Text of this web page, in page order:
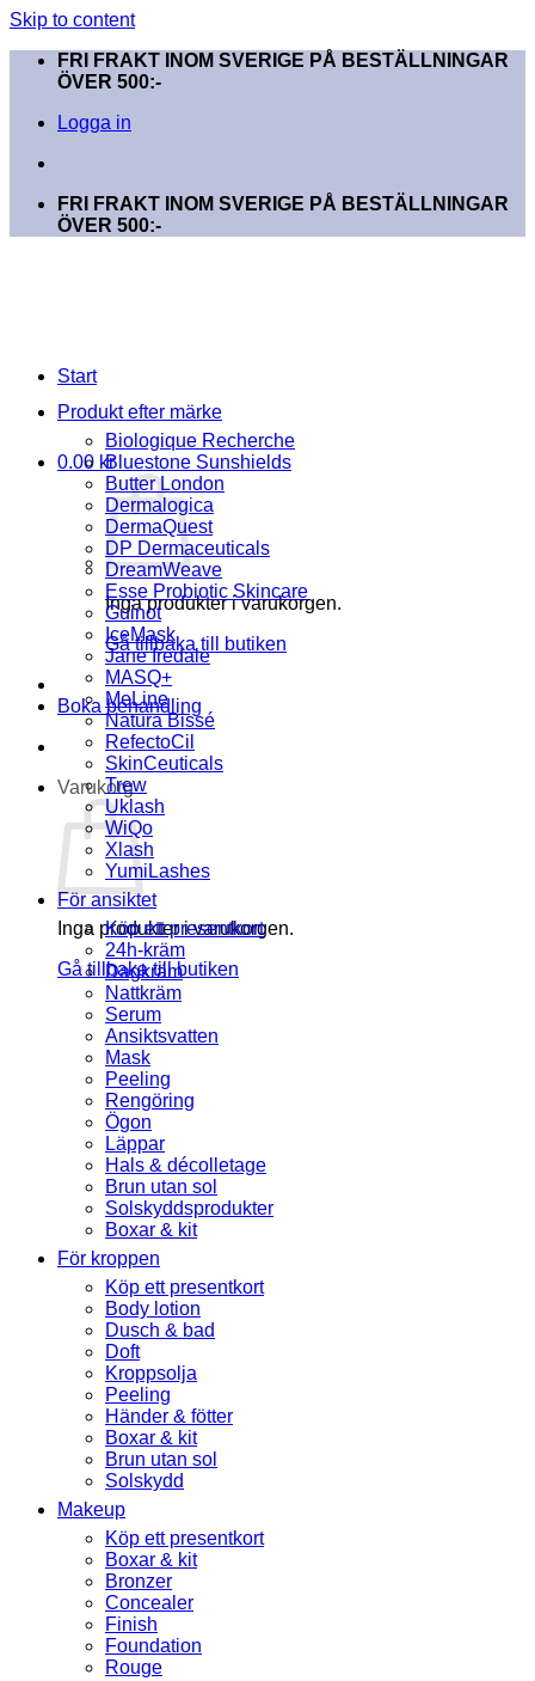
Skip to content
FRI FRAKT INOM SVERIGE PÅ BESTÄLLNINGAR
ÖVER 500:-
Logga in
FRI FRAKT INOM SVERIGE PÅ BESTÄLLNINGAR
ÖVER 500:-
0.00 kr
Inga produkter i varukorgen.
Gå tillbaka till butiken
Boka behandling
Varukorg
Inga produkter i varukorgen.
Gå tillbaka till butiken
Start
Produkt efter märke
Biologique Recherche
Bluestone Sunshields
Butter London
Dermalogica
DermaQuest
DP Dermaceuticals
DreamWeave
Esse Probiotic Skincare
Guinot
IceMask
Jane Iredale
MASQ+
MeLine
Natura Bissé
RefectoCil
SkinCeuticals
Trew
Uklash
WiQo
Xlash
YumiLashes
För ansiktet
Köp ett presentkort
24h-kräm
Dagkräm
Nattkräm
Serum
Ansiktsvatten
Mask
Peeling
Rengöring
Ögon
Läppar
Hals & décolletage
Brun utan sol
Solskyddsprodukter
Boxar & kit
För kroppen
Köp ett presentkort
Body lotion
Dusch & bad
Doft
Kroppsolja
Peeling
Händer & fötter
Boxar & kit
Brun utan sol
Solskydd
Makeup
Köp ett presentkort
Boxar & kit
Bronzer
Concealer
Finish
Foundation
Rouge